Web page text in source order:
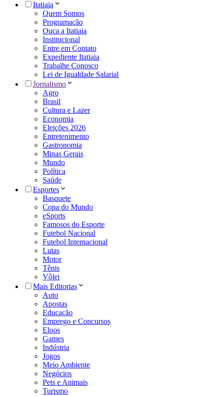
Itatiaia
Quem Somos
Programação
Ouça a Itatiaia
Institucional
Entre em Contato
Expediente Itatiaia
Trabalhe Conosco
Lei de Igualdade Salarial
Jornalismo
Agro
Brasil
Cultura e Lazer
Economia
Eleições 2026
Entretenimento
Gastronomia
Minas Gerais
Mundo
Política
Saúde
Esportes
Basquete
Copa do Mundo
eSports
Famosos do Esporte
Futebol Nacional
Futebol Internacional
Lutas
Motor
Tênis
Vôlei
Mais Editorias
Auto
Apostas
Educação
Emprego e Concursos
Eloos
Games
Indústria
Jogos
Meio Ambiente
Negócios
Pets e Animais
Turismo